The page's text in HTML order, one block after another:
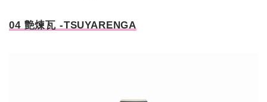
04 艶煉瓦 -TSUYARENGA